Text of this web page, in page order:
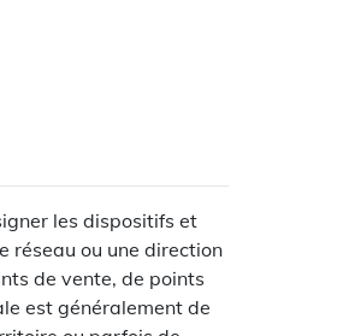
les dispositifs et
réseau ou une direction
de vente, de points
est généralement de